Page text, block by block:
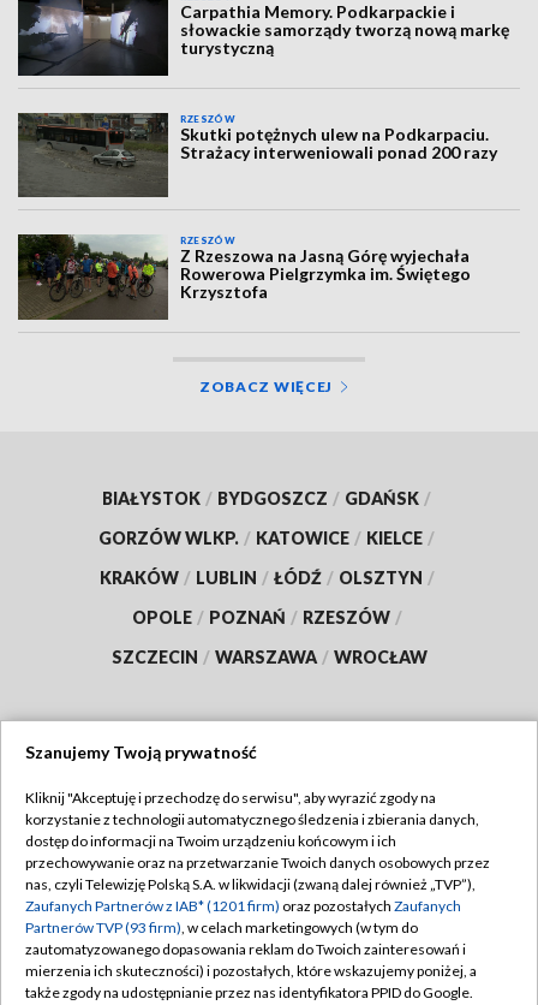
Carpathia Memory. Podkarpackie i
słowackie samorządy tworzą nową markę
turystyczną
RZESZÓW
Skutki potężnych ulew na Podkarpaciu.
Strażacy interweniowali ponad 200 razy
RZESZÓW
Z Rzeszowa na Jasną Górę wyjechała
Rowerowa Pielgrzymka im. Świętego
Krzysztofa
ZOBACZ WIĘCEJ
BIAŁYSTOK / BYDGOSZCZ / GDAŃSK /
GORZÓW WLKP. / KATOWICE / KIELCE /
KRAKÓW / LUBLIN / ŁÓDŹ / OLSZTYN /
OPOLE / POZNAŃ / RZESZÓW /
SZCZECIN / WARSZAWA / WROCŁAW
TVP
Abonament TVP
Emisja w TVP
Centrum informacji TVP
Naziemna Telewizja Cyfrowa
Regulamin TVP
Polityka prywatności
Moje zgody
Pomoc
Szanujemy Twoją prywatność
Kliknij "Akceptuję i przechodzę do serwisu", aby wyrazić zgody na
korzystanie z technologii automatycznego śledzenia i zbierania danych,
dostęp do informacji na Twoim urządzeniu końcowym i ich
przechowywanie oraz na przetwarzanie Twoich danych osobowych przez
nas, czyli Telewizję Polską S.A. w likwidacji (zwaną dalej również „TVP”),
Zaufanych Partnerów z IAB* (1201 firm) oraz pozostałych Zaufanych
Partnerów TVP (93 firm), w celach marketingowych (w tym do
zautomatyzowanego dopasowania reklam do Twoich zainteresowań i
mierzenia ich skuteczności) i pozostałych, które wskazujemy poniżej, a
także zgody na udostępnianie przez nas identyfikatora PPID do Google.